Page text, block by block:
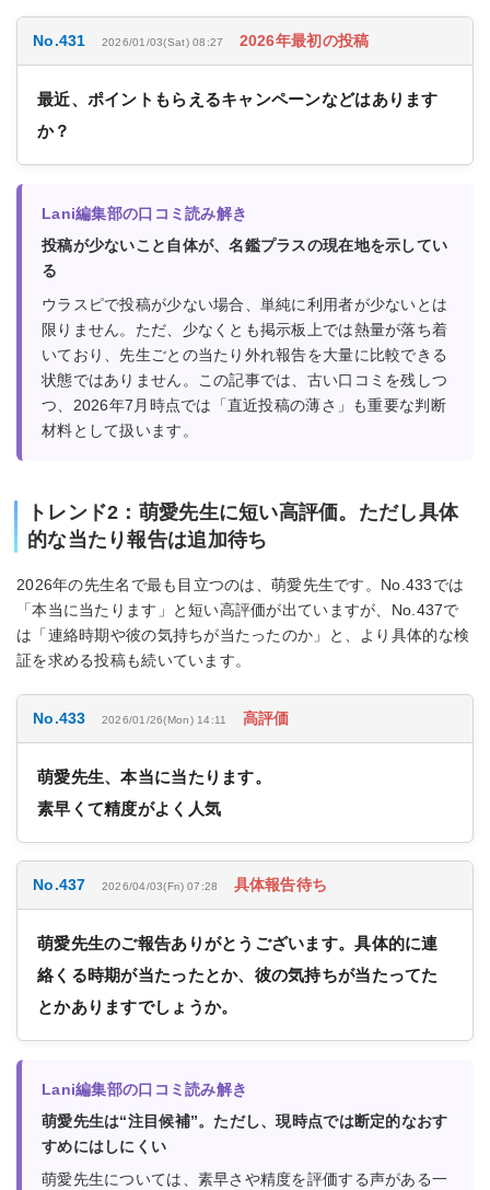
No.431 2026/01/03(Sat) 08:27 2026年最初の投稿
最近、ポイントもらえるキャンペーンなどはあります
か？
Lani編集部の口コミ読み解き
投稿が少ないこと自体が、名鑑プラスの現在地を示してい
る
ウラスピで投稿が少ない場合、単純に利用者が少ないとは
限りません。ただ、少なくとも掲示板上では熱量が落ち着
いており、先生ごとの当たり外れ報告を大量に比較できる
状態ではありません。この記事では、古い口コミを残しつ
つ、2026年7月時点では「直近投稿の薄さ」も重要な判断
材料として扱います。
トレンド2：萌愛先生に短い高評価。ただし具体
的な当たり報告は追加待ち
2026年の先生名で最も目立つのは、萌愛先生です。No.433では
「本当に当たります」と短い高評価が出ていますが、No.437で
は「連絡時期や彼の気持ちが当たったのか」と、より具体的な検
証を求める投稿も続いています。
No.433 2026/01/26(Mon) 14:11 高評価
萌愛先生、本当に当たります。
素早くて精度がよく人気
No.437 2026/04/03(Fri) 07:28 具体報告待ち
萌愛先生のご報告ありがとうございます。具体的に連
絡くる時期が当たったとか、彼の気持ちが当たってた
とかありますでしょうか。
Lani編集部の口コミ読み解き
萌愛先生は“注目候補”。ただし、現時点では断定的なおす
すめにはしにくい
萌愛先生については、素早さや精度を評価する声がある一